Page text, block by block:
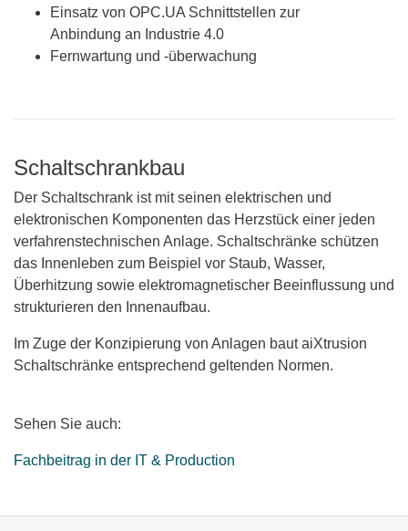
Einsatz von OPC.UA Schnittstellen zur
Anbindung an Industrie 4.0
Fernwartung und -überwachung
Schaltschrankbau
Der Schaltschrank ist mit seinen elektrischen und
elektronischen Komponenten das Herzstück einer jeden
verfahrenstechnischen Anlage. Schaltschränke schützen
das Innenleben zum Beispiel vor Staub, Wasser,
Überhitzung sowie elektromagnetischer Beeinflussung und
strukturieren den Innenaufbau.
Im Zuge der Konzipierung von Anlagen baut aiXtrusion
Schaltschränke entsprechend geltenden Normen.
Sehen Sie auch:
Fachbeitrag in der IT & Production